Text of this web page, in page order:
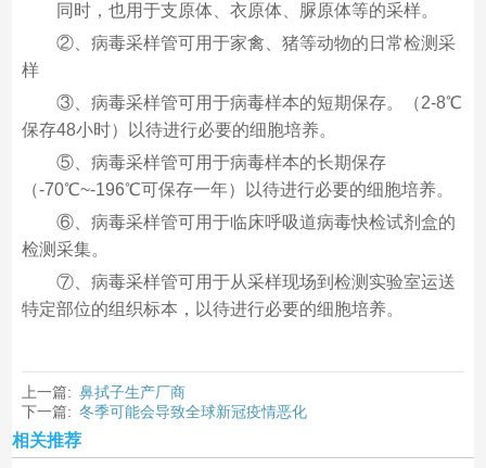
同时，也用于支原体、衣原体、脲原体等的采样。
②、病毒采样管可用于家禽、猪等动物的日常检测采
样
③、病毒采样管可用于病毒样本的短期保存。（2-8℃
保存48小时）以待进行必要的细胞培养。
⑤、病毒采样管可用于病毒样本的长期保存
（-70℃~-196℃可保存一年）以待进行必要的细胞培养。
⑥、病毒采样管可用于临床呼吸道病毒快检试剂盒的
检测采集。
⑦、病毒采样管可用于从采样现场到检测实验室运送
特定部位的组织标本，以待进行必要的细胞培养。
上一篇: 鼻拭子生产厂商
下一篇: 冬季可能会导致全球新冠疫情恶化
相关推荐